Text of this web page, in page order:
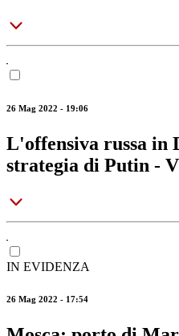
26 Mag 2022 - 19:06
L'offensiva russa in
strategia di Putin -
IN EVIDENZA
26 Mag 2022 - 17:54